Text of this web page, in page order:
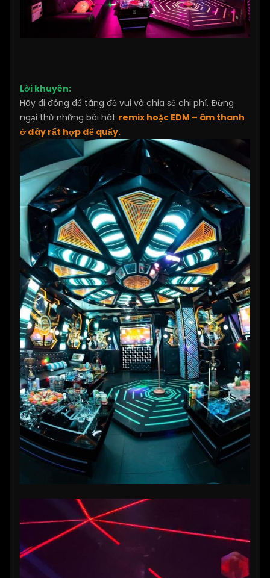
Lời khuyên:
Hãy đi đông để tăng độ vui và chia sẻ chi phí. Đừng
ngại thử những bài hát remix hoặc EDM – âm thanh
ở đây rất hợp để quẩy.